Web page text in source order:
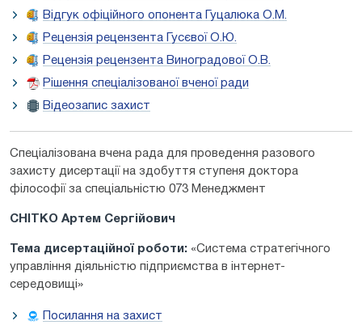
Відгук офіційного опонента Гуцалюка О.М.
Рецензія рецензента Гусєвої О.Ю.
Рецензія рецензента Виноградової О.В.
Рішення спеціалізованої вченої ради
Відеозапис захист
Спеціалізована вчена рада для проведення разового
захисту дисертації на здобуття ступеня доктора
філософії за спеціальністю 073 Менеджмент
СНІТКО Артем Сергійович
Тема дисертаційної роботи: «Система стратегічного
управління діяльністю підприємства в інтернет-
середовищі»
Посилання на захист